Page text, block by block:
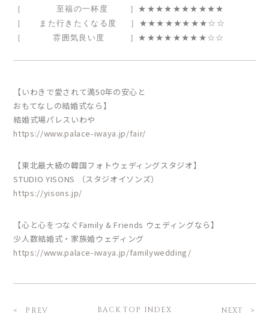
［ 至福の一杯度
］★★★★★★★★★★
［ また行きたくなる度
］★★★★★★★★☆☆
［
雰囲気良い度 ］★★★★★★★★☆☆
【いわきで愛されて満50年の安心と
おもてなしの結婚式なら】
結婚式場パレスいわや
https://www.palace-iwaya.jp/fair/
【東北最大級の韓国フォトウェディングスタジオ】
STUDIO YISONS （スタジオイソンズ）
https://yisons.jp/
【心と心をつなぐFamily & Friends ウェディングなら】
少人数結婚式・家族婚ウェディング
https://www.palace-iwaya.jp/familywedding/
PREV BACK TOP INDEX NEXT